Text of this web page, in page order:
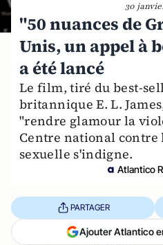
30
"50 nuances de
Unis, un appel à
a été lancé
Le film, tiré du best-
britannique E. L.
"rendre glamour la
Centre national
sexuelle s'indigne.
Atlantico
PARTAGER
Ajouter Atlantico